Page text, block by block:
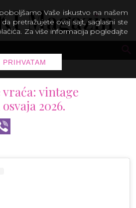
vraća: vintage
2026.
Vaše iskustvo na našem
pretražujete ovaj sajt, saglasni ste
Za više informacija pogledajte
PRIHVATAM